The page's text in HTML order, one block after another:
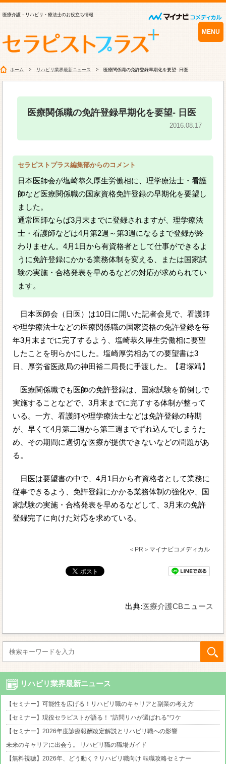
医療介護・リハビリ・療法士のお役立ち情報
MENU
ホーム リハビリ業界最新ニュース 医療関係職の免許登録早期化を要望- 日医
医療関係職の免許登録早期化を要望- 日医
2016.08.17
セラピストプラス編集部からのコメント
日本医師会が塩崎恭久厚生労働相に、理学療法士・看護
師など医療関係職の国家資格免許登録の早期化を要望し
ました。
通常医師ならば3月末までに登録されますが、理学療法
士・看護師などは4月第2週～第3週になるまで登録が終
わりません。4月1日から有資格者として仕事ができるよ
うに免許登録にかかる業務体制を変える、または国家試
験の実施・合格発表を早めるなどの対応が求められてい
ます。
日本医師会（日医）は10日に開いた記者会見で、看護師
や理学療法士などの医療関係職の国家資格の免許登録を毎
年3月末までに完了するよう、塩崎恭久厚生労働相に要望
したことを明らかにした。塩崎厚労相あての要望書は3
日、厚労省医政局の神田裕二局長に手渡した。【君塚靖】
医療関係職でも医師の免許登録は、国家試験を前倒しで
実施することなどで、3月末までに完了する体制が整って
いる。一方、看護師や理学療法士などは免許登録の時期
が、早くて4月第二週から第三週までずれ込んでしまうた
め、その期間に適切な医療が提供できないなどの問題があ
る。
日医は要望書の中で、4月1日から有資格者として業務に
従事できるよう、免許登録にかかる業務体制の強化や、国
家試験の実施・合格発表を早めるなどして、3月末の免許
登録完了に向けた対応を求めている。
＜PR＞マイナビコメディカル
出典:医療介護CBニュース
リハビリ業界最新ニュース
【セミナー】可能性を広げる！リハビリ職のキャリアと副業の考え方
【セミナー】現役セラピストが語る！ “訪問リハが選ばれる”ワケ
【セミナー】2026年度診療報酬改定解説とリハビリ職への影響
未来のキャリアに出会う。 リハビリ職の職場ガイド
【無料視聴】2026年、どう動く？リハビリ職向け 転職攻略セミナー